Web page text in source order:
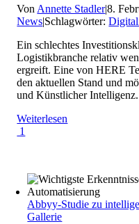
Von Annette Stadler|8.
News|Schlagwörter:
Ein schlechtes
Logistikbranche relativ
ergreift. Eine von HERE
den aktuellen Stand und
und Künstlicher Intelligenz.
Weiterlesen
1
Abbyy-Studie zu
Gallerie